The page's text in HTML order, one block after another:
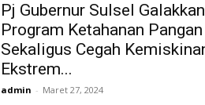
Pj Gubernur Sulsel Galakkan
Program Ketahanan Pangan
Sekaligus Cegah
Ekstrem...
admin - Maret 27, 2024